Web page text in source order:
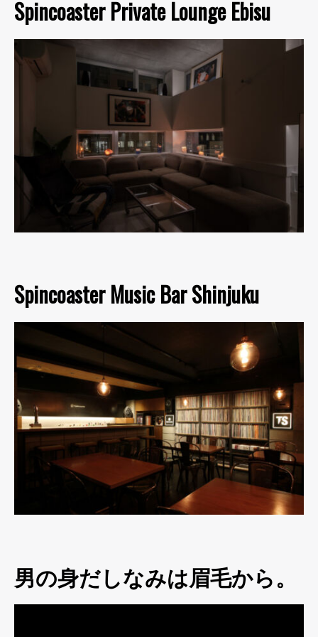
Spincoaster Private Lounge Ebisu
Spincoaster Music Bar Shinjuku
男の身だしなみは眉毛から。